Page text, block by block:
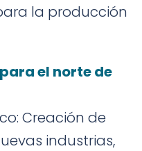
la producción
el norte de
Creación de
industrias,